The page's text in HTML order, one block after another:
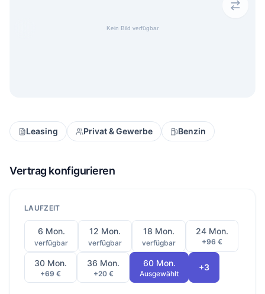
Leasing Privat & Gewerbe Benzin
Vertrag konfigurieren
LAUFZEIT
6 Mon.
verfügbar
12 Mon.
verfügbar
18 Mon.
verfügbar
24 Mon.
+96 €
30 Mon.
+69 €
36 Mon.
+20 €
60 Mon.
Ausgewählt
+3